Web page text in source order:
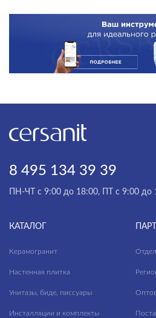
8 495 134 39 39
ПН-ЧТ с 9:00 до 18:00, ПТ с 9:00 до
КАТАЛОГ
Керамогранит
Настенная плитка
Унитазы, биде, писсуары
Инсталляции и комплекты